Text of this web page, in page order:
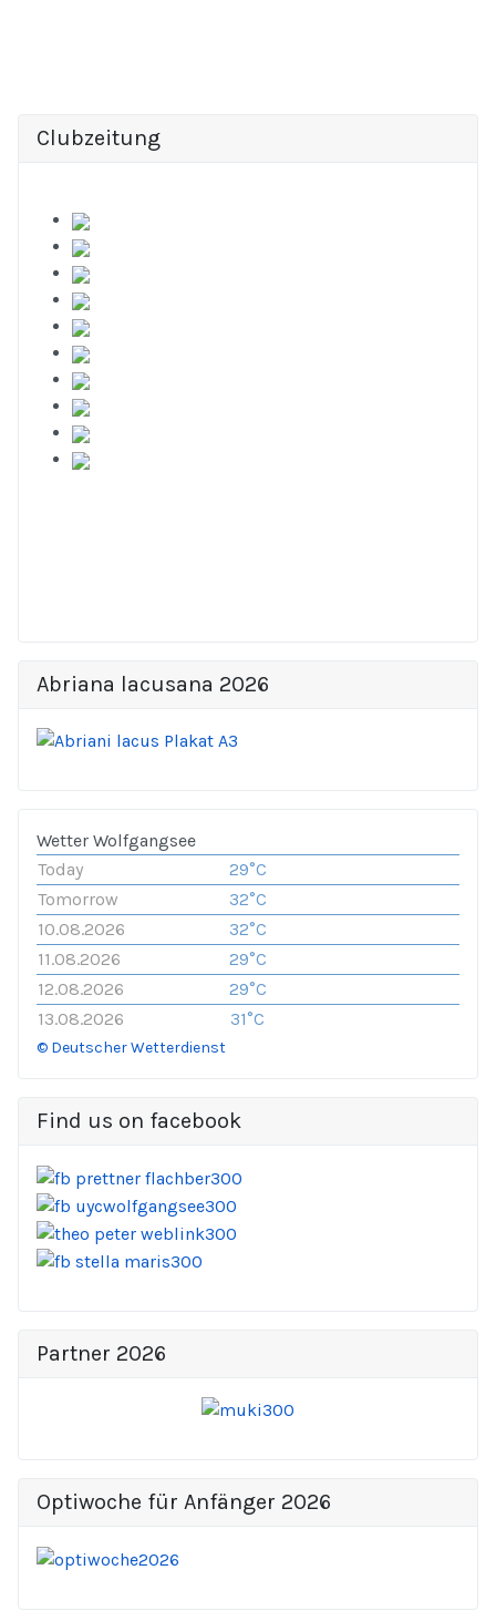
Clubzeitung
Abriana lacusana 2026
Wetter Wolfgangsee
Today
29°C
Tomorrow
32°C
10.08.2026
32°C
11.08.2026
29°C
12.08.2026
29°C
13.08.2026
31°C
© Deutscher Wetterdienst
Find us on facebook
Partner 2026
Optiwoche für Anfänger 2026